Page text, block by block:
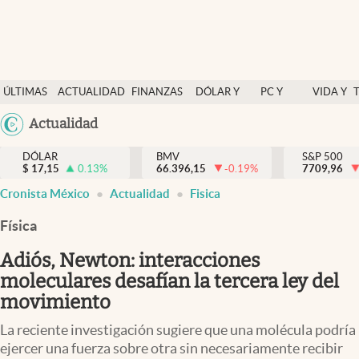
ÚLTIMAS
NOTICIAS
ACTUALIDAD
FINANZAS
DÓLAR Y
PC Y
VIDA Y
México
Actualidad
Actualidad
Finanzas y economía
Dólar y mercados
Pc y celular
Vida y estilo
Tv
DÓLAR
$ 17,15 0.13%
BMV
66.396,15
-0.19%
S&P 500
7709,96
Cronista México Actualidad Fisica
Física
Adiós, Newton: interacciones
moleculares desafían la tercera ley del
movimiento
La reciente investigación sugiere que una molécula podría
ejercer una fuerza sobre otra sin necesariamente recibir